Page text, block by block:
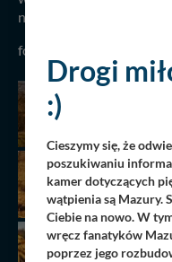
nogami :)
fot. Arkadiusz Skrodzki,
Drogi
:)
Cieszymy się, że
poszukiwaniu
kamer dotyczących
wątpienia są Mazury.
Ciebie na nowo. W
wręcz fanatyków
poprzez jego